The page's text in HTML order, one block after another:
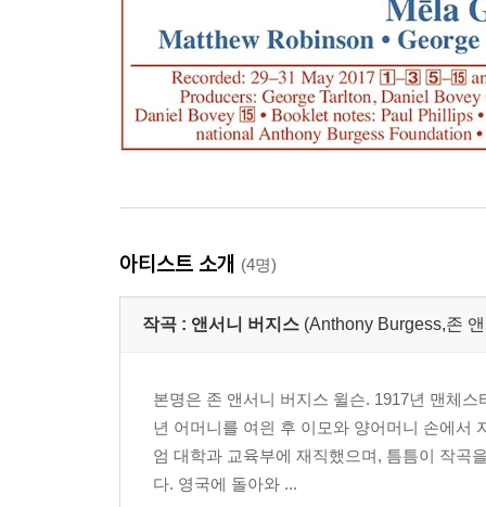
아티스트 소개 (4명)
작곡 : 앤서니 버지스 (Anthony Burgess,존
본명은 존 앤서니 버지스 윌슨. 1917년 맨체
년 어머니를 여읜 후 이모와 양어머니 손에서
엄 대학과 교육부에 재직했으며, 틈틈이 작곡
다. 영국에 돌아와 ...